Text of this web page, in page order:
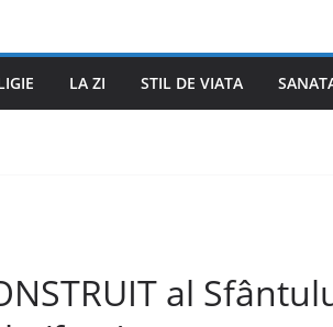
LA ZI STIL DE VIATA
al